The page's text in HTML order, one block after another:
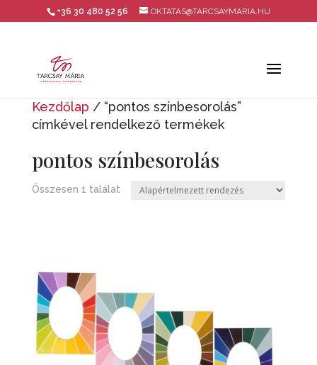
+36 30 480 52 56 OKTATAS@TARCSAYMARIA.HU
Kezdőlap / “pontos színbesorolás”
címkével rendelkező termékek
pontos színbesorolás
Összesen 1 találat